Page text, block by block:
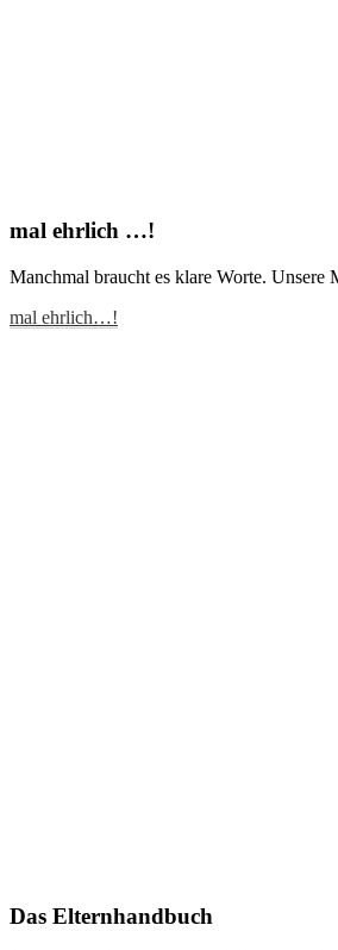
mal ehrlich …!
Manchmal braucht es klare Worte. Unsere
mal ehrlich…!
Das Elternhandbuch